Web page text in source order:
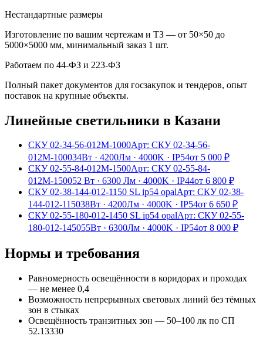
Нестандартные размеры
Изготовление по вашим чертежам и ТЗ — от 50×50 до
5000×5000 мм, минимальный заказ 1 шт.
Работаем по 44-ФЗ и 223-ФЗ
Полный пакет документов для госзакупок и тендеров, опыт
поставок на крупные объекты.
Линейные светильники в Казани
СКУ 02-34-56-012М-1000Арт: СКУ 02-34-56-
012М-100034Вт · 4200Лм · 4000K · IP54от 5 000 ₽
СКУ 02-55-84-012М-1500Арт: СКУ 02-55-84-
012М-150052 Вт · 6300 Лм · 4000K · IP44от 6 800 ₽
СКУ 02-38-144-012-1150 SL ip54 opalАрт: СКУ 02-38-
144-012-115038Вт · 4200Лм · 4000K · IP54от 6 650 ₽
СКУ 02-55-180-012-1450 SL ip54 opalАрт: СКУ 02-55-
180-012-145055Вт · 6300Лм · 4000K · IP54от 8 000 ₽
Нормы и требования
Равномерность освещённости в коридорах и проходах
— не менее 0,4
Возможность непрерывных световых линий без тёмных
зон в стыках
Освещённость транзитных зон — 50–100 лк по СП
52.13330